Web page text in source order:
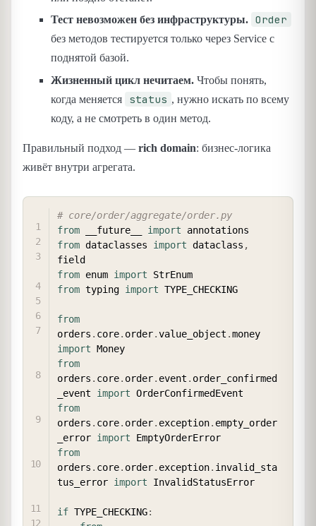
Тест невозможен без инфраструктуры. Order
без методов тестируется только через Service с
поднятой базой.
Жизненный цикл нечитаем. Чтобы понять,
когда меняется
status , нужно искать по всему
коду, а не смотреть в один метод.
Правильный подход — rich domain: бизнес-логика
живёт внутри агрегата.
# core/order/aggregate/order.py
from __future__ import
from dataclasses import dataclass ,
from enum import
from typing import TYPE_CHECKING
from
orders . core. order.value_object .
import
from
orders . core. order. event . order_confirmed
_event import
from
orders . core. order. exception. empty_order
_error import
from
orders . core. order. exception. invalid_sta
tus_error import InvalidStatusError
if TYPE_CHECKING: